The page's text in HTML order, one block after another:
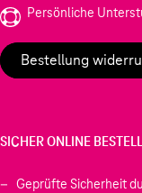
Persönliche
Bestellung
SICHER ONLINE
Geprüfte Sicherheit